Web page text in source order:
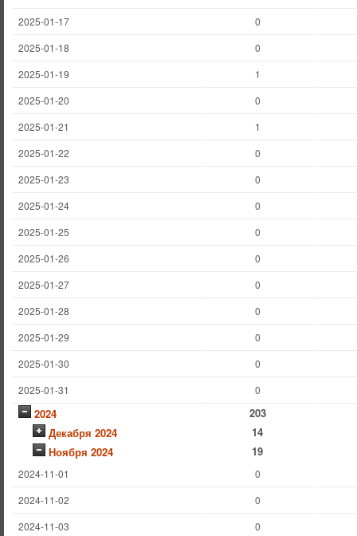
2025-01-17
0
2025-01-18
0
2025-01-19
1
2025-01-20
0
2025-01-21
1
2025-01-22
0
2025-01-23
0
2025-01-24
0
2025-01-25
0
2025-01-26
0
2025-01-27
0
2025-01-28
0
2025-01-29
0
2025-01-30
0
2025-01-31
0
2024
203
Декабря 2024
14
Ноября 2024
19
2024-11-01
0
2024-11-02
0
2024-11-03
0